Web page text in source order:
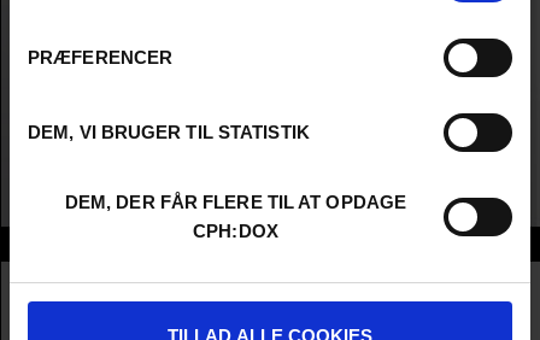
PRÆFERENCER
DEM, VI BRUGER TIL STATISTIK
DEM, DER FÅR FLERE TIL AT OPDAGE
CPH:DOX
TILLAD ALLE COOKIES
Nationality
Belgium
Company
Commisioning Editor / Broadcaster / Buyer